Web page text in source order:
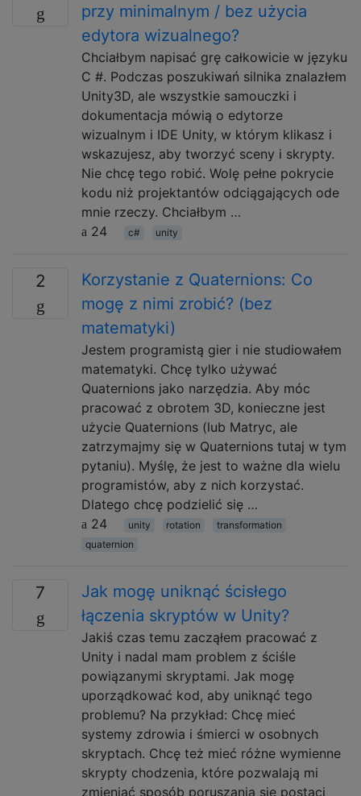
przy minimalnym / bez użycia
edytora wizualnego?
Chciałbym napisać grę całkowicie w języku
C #. Podczas poszukiwań silnika znalazłem
Unity3D, ale wszystkie samouczki i
dokumentacja mówią o edytorze
wizualnym i IDE Unity, w którym klikasz i
wskazujesz, aby tworzyć sceny i skrypty.
Nie chcę tego robić. Wolę pełne pokrycie
kodu niż projektantów odciągających ode
mnie rzeczy. Chciałbym …
24
c# unity
2
Korzystanie z Quaternions: Co
mogę z nimi zrobić? (bez
matematyki)
Jestem programistą gier i nie studiowałem
matematyki. Chcę tylko używać
Quaternions jako narzędzia. Aby móc
pracować z obrotem 3D, konieczne jest
użycie Quaternions (lub Matryc, ale
zatrzymajmy się w Quaternions tutaj w tym
pytaniu). Myślę, że jest to ważne dla wielu
programistów, aby z nich korzystać.
Dlatego chcę podzielić się …
24
unity rotation
transformation
quaternion
7
Jak mogę uniknąć ścisłego
łączenia skryptów w Unity?
Jakiś czas temu zacząłem pracować z
Unity i nadal mam problem z ściśle
powiązanymi skryptami. Jak mogę
uporządkować kod, aby uniknąć tego
problemu? Na przykład: Chcę mieć
systemy zdrowia i śmierci w osobnych
skryptach. Chcę też mieć różne wymienne
skrypty chodzenia, które pozwalają mi
zmieniać sposób poruszania się postaci